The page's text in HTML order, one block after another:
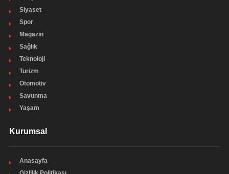
Siyaset
Spor
Magazin
Sağlık
Teknoloji
Turizm
Otomotiv
Savunma
Yaşam
Kurumsal
Anasayfa